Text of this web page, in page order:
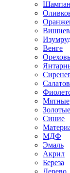
Венге
Мятные
Золотые
Синие
МДФ
Эмаль
Акрил
Береза
Дерево